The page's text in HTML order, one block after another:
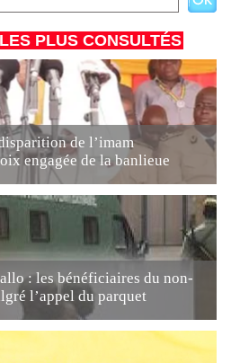
PLUS CONSULTÉS
de l’imam
engagée de la banlieue
: les bénéficiaires du non-
l’appel du parquet